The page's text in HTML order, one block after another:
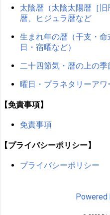
太陰暦（太陰太陽暦［
暦、ヒジュラ暦など
生まれ年の暦（干支・
日・宿曜など）
二十四節気・暦の上の
曜日・プラネタリーアワ
【免責事項】
免責事項
【プライバシーポリシー】
プライバシーポリシー
Powered